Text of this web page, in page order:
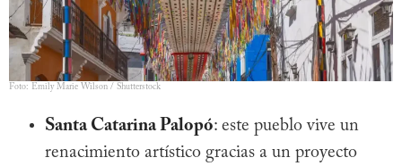
Foto: Emily Marie Wilson / Shutterstock
Santa Catarina Palopó: este pueblo vive un
renacimiento artístico gracias a un proyecto